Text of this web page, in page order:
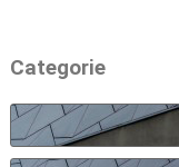
Categorie